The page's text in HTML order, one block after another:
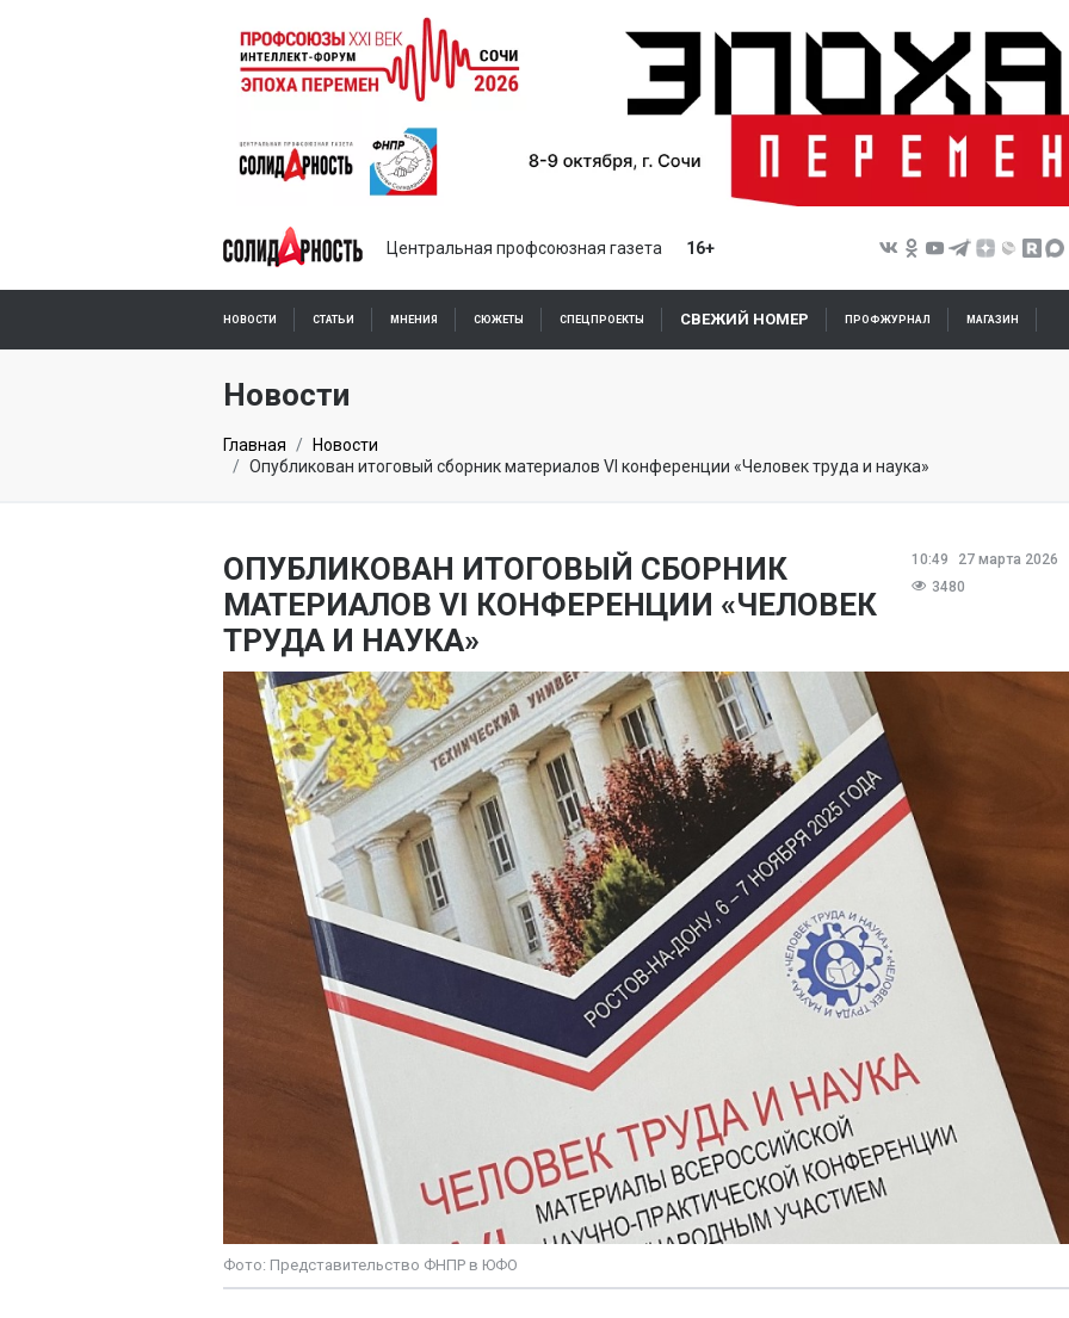
Центральная профсоюзная газета 16+
НОВОСТИ СТАТЬИ МНЕНИЯ СЮЖЕТЫ СПЕЦПРОЕКТЫ СВЕЖИЙ НОМЕР ПРОФЖУРНАЛ МАГАЗИН
ПОДПИСКА ОНЛАЙН
Новости
Главная
Новости
Опубликован итоговый сборник материалов VI конференции «Человек труда и наука»
10:49
27 марта 2026
3480
ОПУБЛИКОВАН ИТОГОВЫЙ СБОРНИК
МАТЕРИАЛОВ VI КОНФЕРЕНЦИИ «ЧЕЛОВЕК
ТРУДА И НАУКА»
Фото: Представительство ФНПР в ЮФО